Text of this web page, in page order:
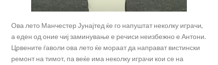
Ова лето Манчестер Јунајтед ќе го напуштат неколку играчи,
а еден од оние чиј заминување е речиси неизбежно е Антони.
Црвените ѓаволи ова лето ќе мораат да направат вистински
ремонт на тимот, па веќе има неколку играчи кои се на